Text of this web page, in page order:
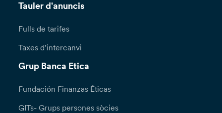
Tauler d'anuncis
Fulls de tarifes
Taxes d’intercanvi
Grup Banca Etica
Fundación Finanzas Éticas
GITs- Grups persones sòcies